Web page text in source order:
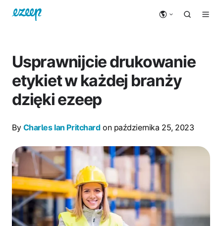
Usprawnijcie drukowanie
etykiet w każdej branży
dzięki ezeep
By Charles Ian Pritchardon października 25, 2023